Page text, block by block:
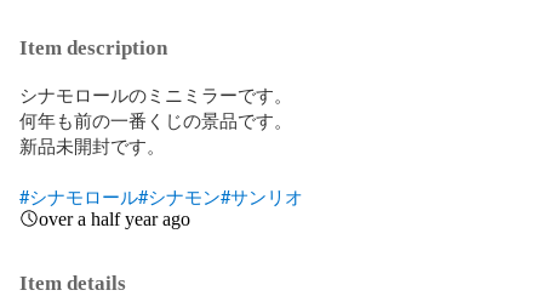
Item description
シナモロールのミニミラーです。
何年も前の一番くじの景品です。
新品未開封です。
#シナモロール#シナモン#サンリオ
over a half year ago
Item details